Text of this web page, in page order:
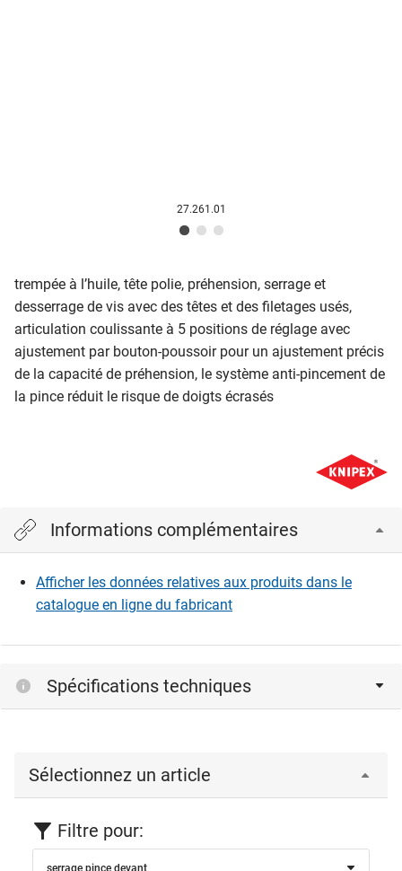
27.261.01
trempée à l’huile, tête polie, préhension, serrage et
desserrage de vis avec des têtes et des filetages usés,
articulation coulissante à 5 positions de réglage avec
ajustement par bouton-poussoir pour un ajustement précis
de la capacité de préhension, le système anti-pincement de
la pince réduit le risque de doigts écrasés
Informations complémentaires
Afficher les données relatives aux produits dans le
catalogue en ligne du fabricant
Spécifications techniques
Sélectionnez un article
Filtre pour:
serrage pince devant